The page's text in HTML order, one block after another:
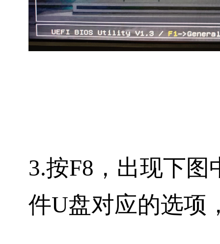
3.按F8 ，出现下
件U盘对应的选项